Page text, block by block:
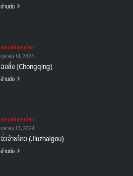
อ่านต่อ
สถานทีท่องเที่ยว
ตุลาคม 14, 2024
ฉงชิ่ง (Chongqing)
อ่านต่อ
สถานทีท่องเที่ยว
ตุลาคม 13, 2024
จิ่วจ้ายโกว (Jiuzhaigou)
อ่านต่อ